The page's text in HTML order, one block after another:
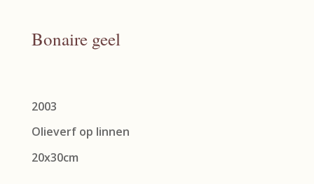
Bonaire geel
2003
Olieverf op linnen
20x30cm